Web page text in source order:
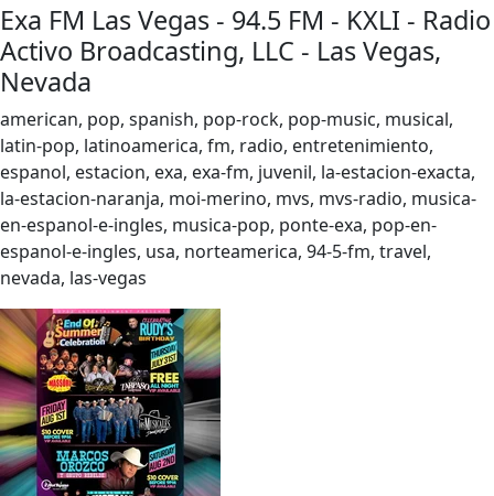
Exa FM Las Vegas - 94.5 FM - KXLI - Radio
Activo Broadcasting, LLC - Las Vegas,
Nevada
american, pop, spanish, pop-rock, pop-music, musical,
latin-pop, latinoamerica, fm, radio, entretenimiento,
espanol, estacion, exa, exa-fm, juvenil, la-estacion-exacta,
la-estacion-naranja, moi-merino, mvs, mvs-radio, musica-
en-espanol-e-ingles, musica-pop, ponte-exa, pop-en-
espanol-e-ingles, usa, norteamerica, 94-5-fm, travel,
nevada, las-vegas